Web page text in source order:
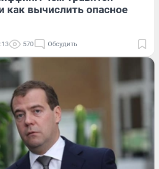
как вычислить опасное
570 Обсудить